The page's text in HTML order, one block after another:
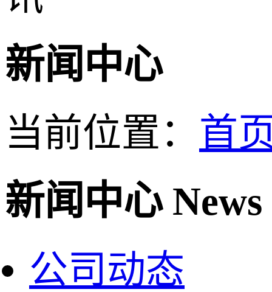
新闻中心
当前位置： 首
新闻中心 News
公司动态